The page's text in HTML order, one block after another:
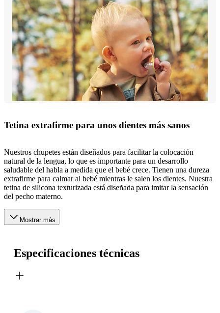
Tetina extrafirme para unos dientes más sanos
Nuestros chupetes están diseñados para facilitar la colocación
natural de la lengua, lo que es importante para un desarrollo
saludable del habla a medida que el bebé crece. Tienen una dureza
extrafirme para calmar al bebé mientras le salen los dientes. Nuestra
tetina de silicona texturizada está diseñada para imitar la sensación
del pecho materno.
Mostrar más
Especificaciones técnicas